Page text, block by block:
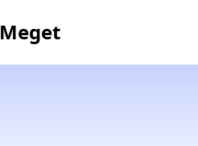
Meget